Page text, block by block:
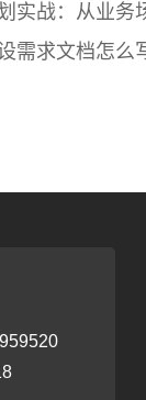
实战：从业务
需求文档怎么